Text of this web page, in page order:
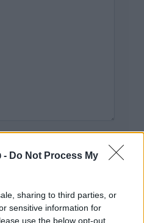
- Do Not Process My
sharing to third parties, or
sensitive information for
use the below opt-out